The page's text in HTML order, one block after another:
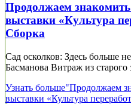
Продолжаем знакомить
выставки «Культура
Сборка
Сад осколков: Здесь больше
Басманова Витраж из
Узнать больше"Продолжаем
выставки «Культура